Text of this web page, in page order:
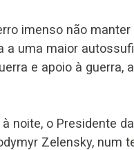
imenso não
a uma maior
e apoio à guerra,
noite, o Presidente
Zelensky, num